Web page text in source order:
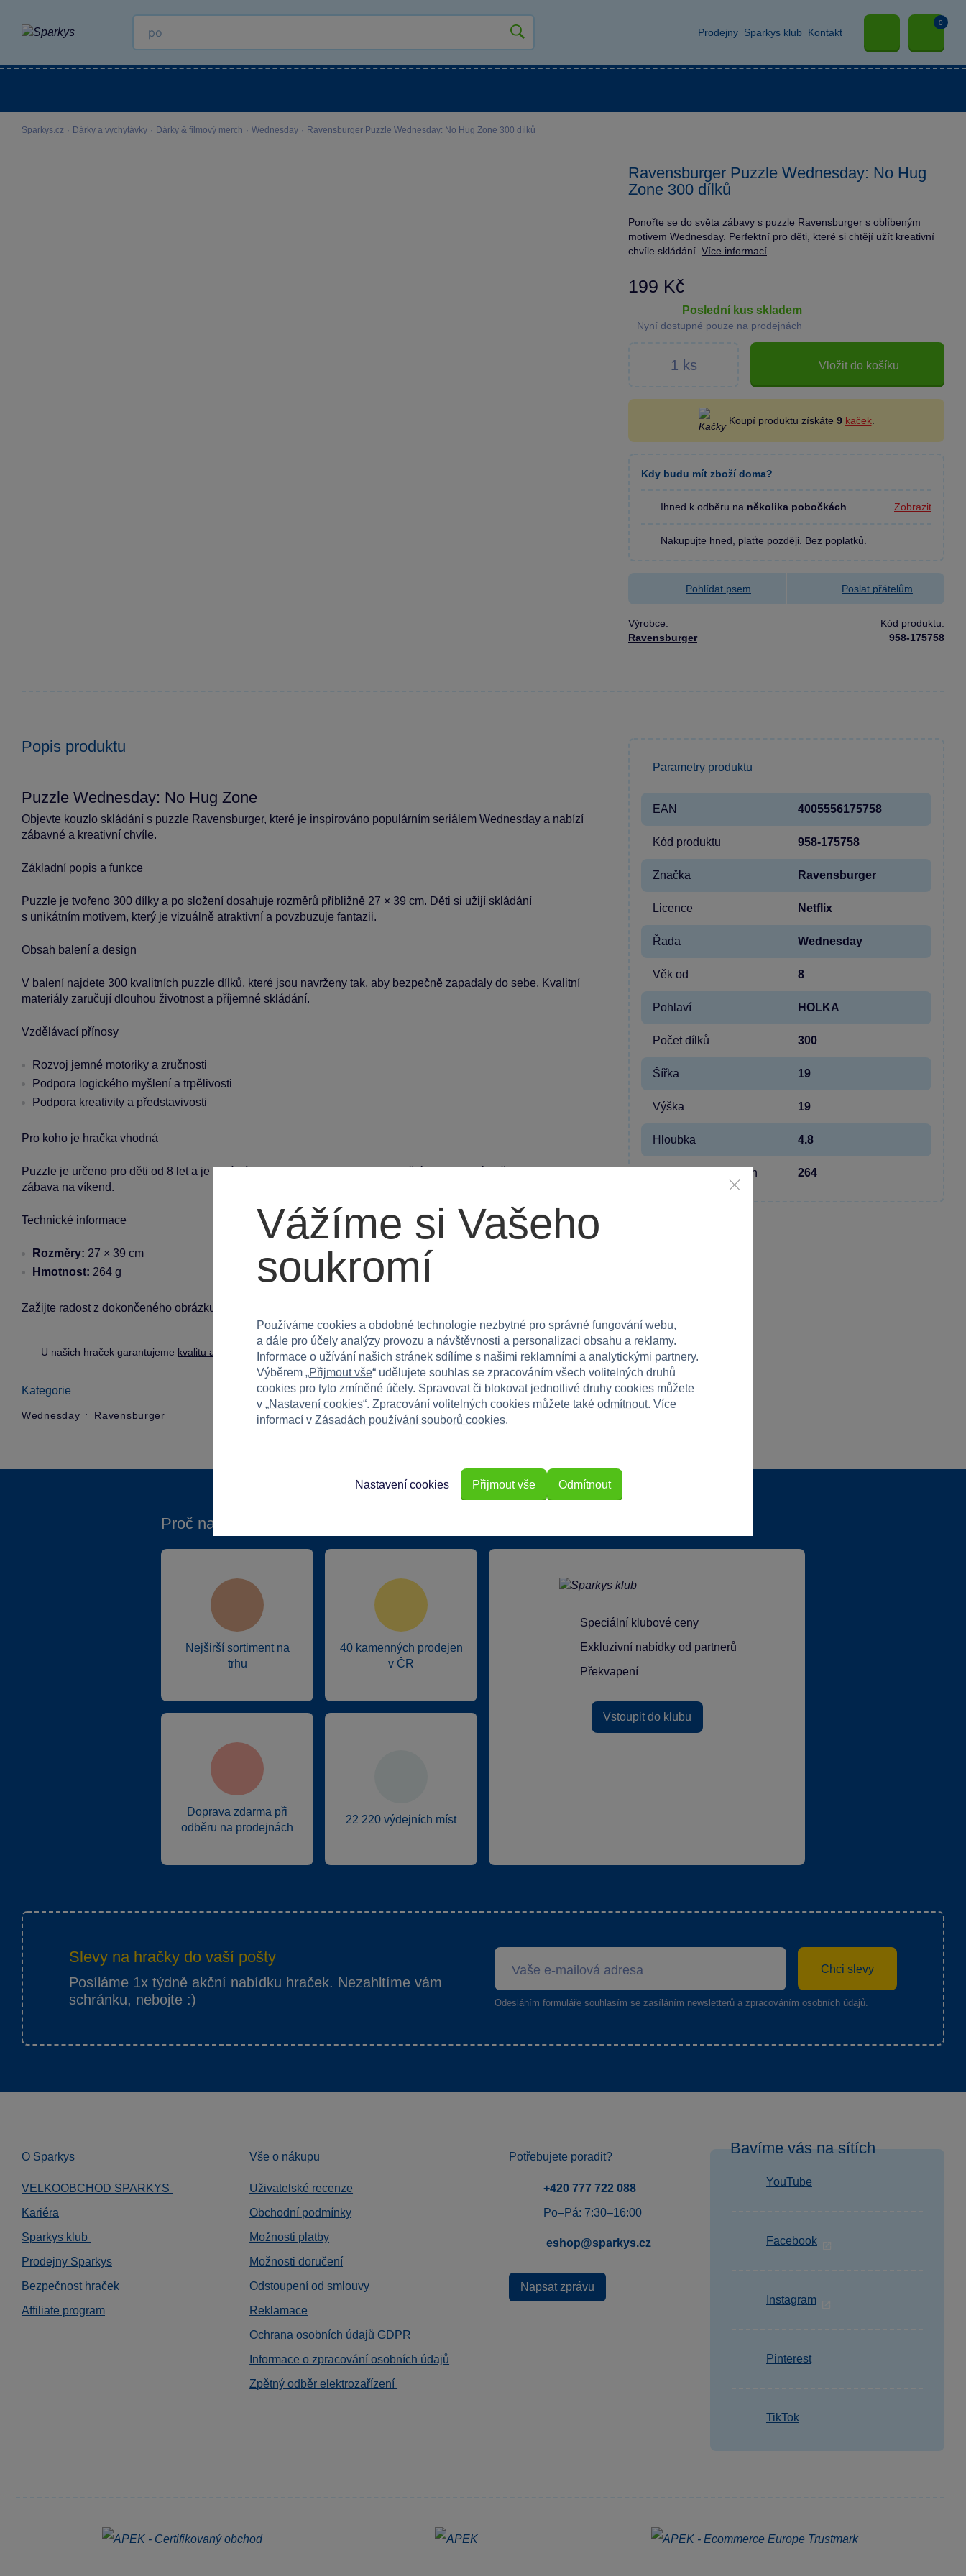
Prodejny Sparkys klub Kontakt
0
Sparkys.cz · Dárky a vychytávky · Dárky & filmový merch · Wednesday · Ravensburger Puzzle Wednesday: No Hug Zone 300 dílků
Ravensburger Puzzle Wednesday: No Hug
Zone 300 dílků
Ponořte se do světa zábavy s puzzle Ravensburger s oblíbeným
motivem Wednesday. Perfektní pro děti, které si chtějí užít kreativní
chvíle skládání. Více informací
199 Kč
poslední kus skladem
Nyní dostupné pouze na prodejnách
Vložit do košíku
Koupí produktu získáte 9 kaček.
Kdy budu mít zboží doma?
Ihned k odběru na několika pobočkách Zobrazit
Nakupujte hned, plaťte později. Bez poplatků.
Pohlídat psem Poslat přátelům
Výrobce:
Ravensburger
Kód produktu:
958-175758
Popis produktu
Puzzle Wednesday: No Hug Zone
Objevte kouzlo skládání s puzzle Ravensburger, které je inspirováno populárním seriálem Wednesday a nabízí
zábavné a kreativní chvíle.
Základní popis a funkce
Puzzle je tvořeno 300 dílky a po složení dosahuje rozměrů přibližně 27 × 39 cm. Děti si užijí skládání
s unikátním motivem, který je vizuálně atraktivní a povzbuzuje fantazii.
Obsah balení a design
V balení najdete 300 kvalitních puzzle dílků, které jsou navrženy tak, aby bezpečně zapadaly do sebe. Kvalitní
materiály zaručují dlouhou životnost a příjemné skládání.
Vzdělávací přínosy
Rozvoj jemné motoriky a zručnosti
Podpora logického myšlení a trpělivosti
Podpora kreativity a představivosti
Pro koho je hračka vhodná
Puzzle je určeno pro děti od 8 let a je ideální jak pro holky, tak pro kluky. Skvělé pro rodinné večery nebo jako
zábava na víkend.
Technické informace
Rozměry: 27 × 39 cm
Hmotnost: 264 g
Zažijte radost z dokončeného obrázku a sdílejte zábavu se svými blízkými!
U našich hraček garantujeme kvalitu a bezpečnost.
Kategorie
Wednesday Ravensburger
Parametry produktu
EAN 4005556175758
Kód produktu 958-175758
Značka Ravensburger
Licence Netflix
Řada Wednesday
Věk od 8
Pohlaví HOLKA
Počet dílků 300
Šířka 19
Výška 19
Hloubka 4.8
Hmotnost v gramech 264
Proč nakupovat ve Sparkys?
Nejširší sortiment na
trhu
40 kamenných prodejen
v ČR
Doprava zdarma při
odběru na prodejnách
22 220 výdejních míst
Speciální klubové ceny
Exkluzivní nabídky od partnerů
Překvapení
Vstoupit do klubu
Slevy na hračky do vaší pošty
Posíláme 1x týdně akční nabídku hraček. Nezahltíme vám
schránku, nebojte :)
Chci slevy
Odesláním formuláře souhlasím se zasíláním newsletterů a zpracováním osobních údajů
O Sparkys
VELKOOBCHOD SPARKYS
Kariéra
Sparkys klub
Prodejny Sparkys
Bezpečnost hraček
Affiliate program
Vše o nákupu
Uživatelské recenze
Obchodní podmínky
Možnosti platby
Možnosti doručení
Odstoupení od smlouvy
Reklamace
Ochrana osobních údajů GDPR
Informace o zpracování osobních údajů
Zpětný odběr elektrozařízení
Potřebujete poradit?
+420 777 722 088
Po–Pá: 7:30–16:00
eshop@sparkys.cz
Napsat zprávu
Bavíme vás na sítích
YouTube
Facebook
Instagram
Pinterest
TikTok
Vážíme si Vašeho
soukromí
Používáme cookies a obdobné technologie nezbytné pro správné fungování webu,
a dále pro účely analýzy provozu a návštěvnosti a personalizaci obsahu a reklamy.
Informace o užívání našich stránek sdílíme s našimi reklamními a analytickými partnery.
Výběrem „Přijmout vše“ udělujete souhlas se zpracováním všech volitelných druhů
cookies pro tyto zmíněné účely. Spravovat či blokovat jednotlivé druhy cookies můžete
v „Nastavení cookies“. Zpracování volitelných cookies můžete také odmítnout. Více
informací v Zásadách používání souborů cookies.
Odmítnout
Nastavení cookies Přijmout vše